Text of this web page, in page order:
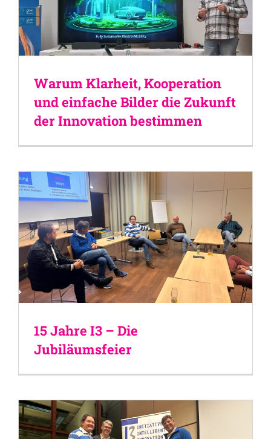
Warum Klarheit, Kooperation
und einfache Bilder die Zukunft
der Innovation bestimmen
15 Jahre I3 – Die
Jubiläumsfeier